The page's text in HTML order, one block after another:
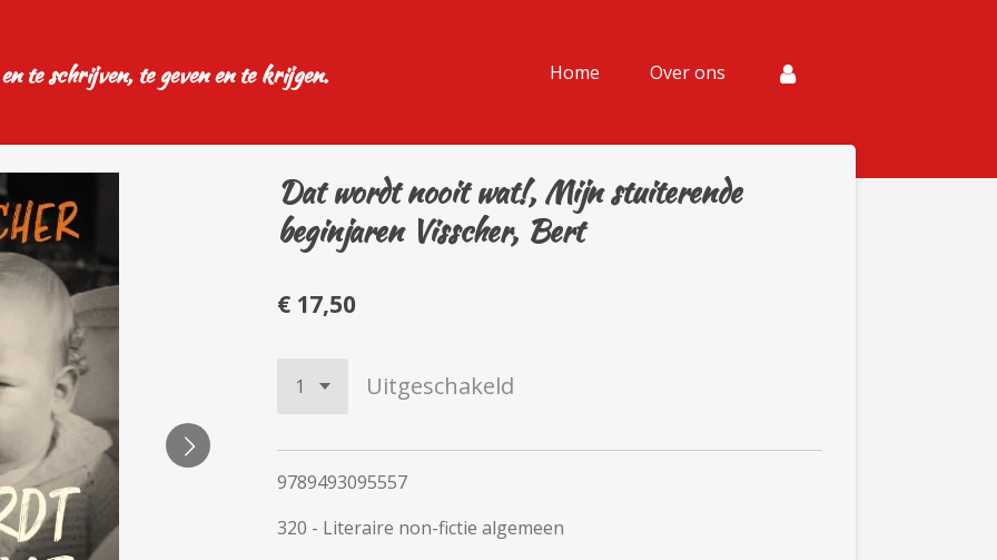
te schrijven, te geven en te krijgen. Home Over ons
Dat wordt nooit wat!, Mijn stuiterende
beginjaren Visscher, Bert
€ 17,50
Uitgeschakeld
9789493095557
320 - Literaire non-fictie algemeen